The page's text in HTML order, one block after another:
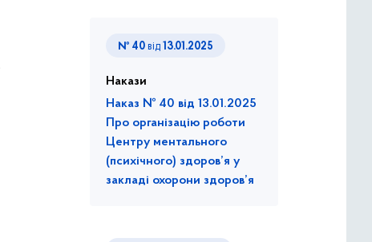
№ 40 від 13.01.2025
Накази
Наказ № 40 від 13.01.2025
Про організацію роботи
Центру ментального
(психічного) здоров’я у
закладі охорони здоров’я